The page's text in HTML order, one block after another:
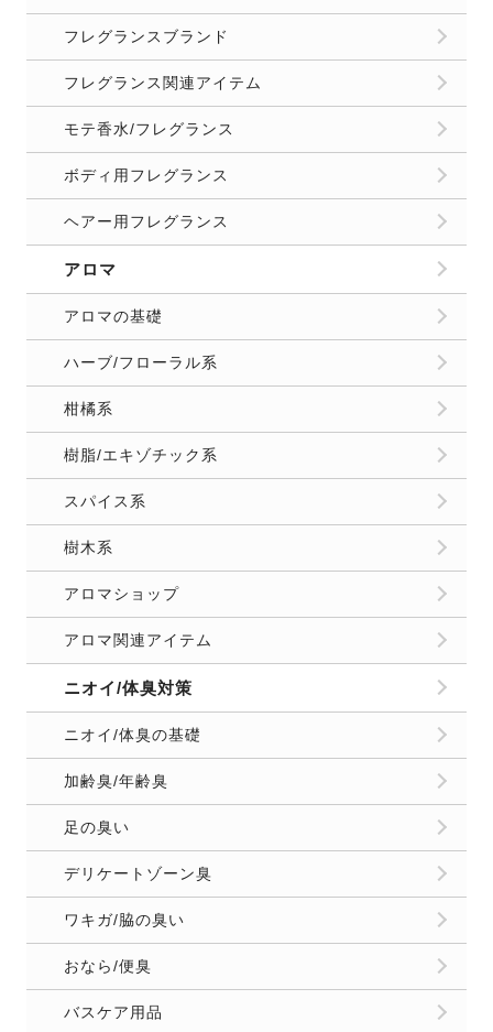
フレグランスブランド
フレグランス関連アイテム
モテ香水/フレグランス
ボディ用フレグランス
ヘアー用フレグランス
アロマ
アロマの基礎
ハーブ/フローラル系
柑橘系
樹脂/エキゾチック系
スパイス系
樹木系
アロマショップ
アロマ関連アイテム
ニオイ/体臭対策
ニオイ/体臭の基礎
加齢臭/年齢臭
足の臭い
デリケートゾーン臭
ワキガ/脇の臭い
おなら/便臭
バスケア用品